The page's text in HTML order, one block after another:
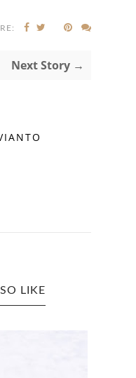
Next Story →
LIKE